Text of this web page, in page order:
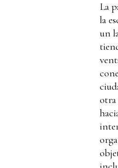
La
la
un
otra